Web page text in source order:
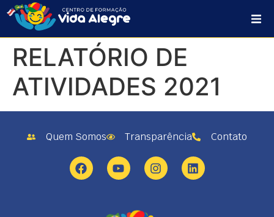
HOME
PLANO DE AÇÃO
CONTATO
RELATÓRIO DE
ATIVIDADES 2021
Quem Somos Transparência Contato